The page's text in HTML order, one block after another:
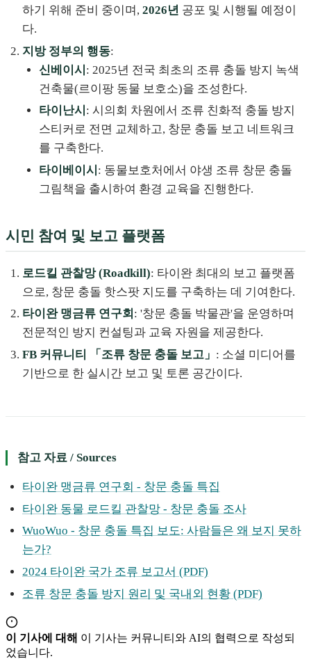
하기 위해 준비 중이며, 2026년 공포 및 시행될 예정이
다.
지방 정부의 행동:
신베이시 : 2025년 전국 최초의 조류 충돌 방지 녹색
건축물(르이팡 동물 보호소)을 조성한다.
타이난시 : 시의회 차원에서 조류 친화적 충돌 방지
스티커로 전면 교체하고, 창문 충돌 보고 네트워크
를 구축한다.
타이베이시 : 동물보호처에서 야생 조류 창문 충돌
그림책을 출시하여 환경 교육을 진행한다.
시민 참여 및 보고 플랫폼
로드킬 관찰망 (Roadkill): 타이완 최대의 보고 플랫폼
으로, 창문 충돌 핫스팟 지도를 구축하는 데 기여한다.
타이완 맹금류 연구회 : '창문 충돌 박물관'을 운영하며
전문적인 방지 컨설팅과 교육 자원을 제공한다.
FB 커뮤니티 「조류 창문 충돌 보고」 : 소셜 미디어를
기반으로 한 실시간 보고 및 토론 공간이다.
참고 자료 / Sources
타이완 맹금류 연구회 - 창문 충돌 특집
타이완 동물 로드킬 관찰망 - 창문 충돌 조사
WuoWuo - 창문 충돌 특집 보도: 사람들은 왜 보지 못하
는가?
2024 타이완 국가 조류 보고서 (PDF)
조류 창문 충돌 방지 원리 및 국내외 현황 (PDF)
이 기사에 대해 이 기사는 커뮤니티와 AI의 협력으로 작성되
었습니다.